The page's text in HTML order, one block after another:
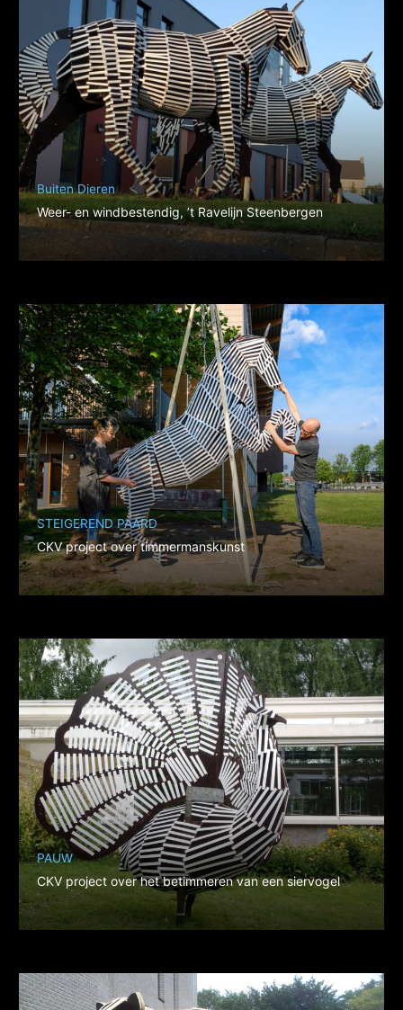
Buiten Dieren
Weer- en windbestendig, ’t Ravelijn Steenbergen
STEIGEREND PAARD
CKV project over timmermanskunst
PAUW
CKV project over het betimmeren van een siervogel